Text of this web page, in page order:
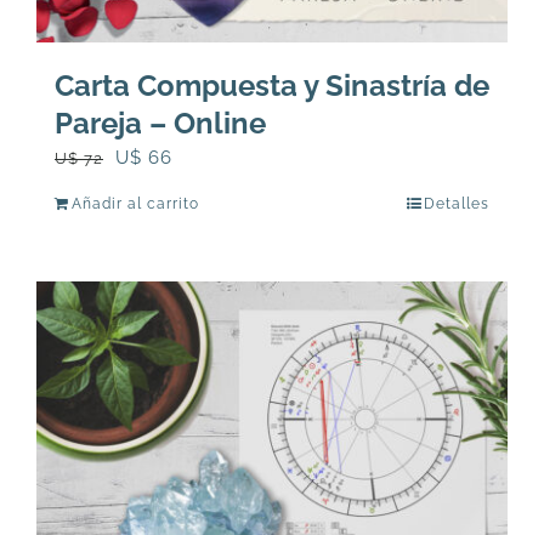
Carta Compuesta y Sinastría de
Pareja – Online
U$72
El
U$
72.
U$ 66
U$
66.
Añadir al carrito Detalles